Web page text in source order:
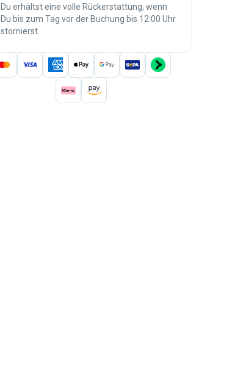
über die Pawshake-Garantieabgesichert zu
sein
Du erhältst eine volle Rückerstattung, wenn
Du bis zum Tag vor der Buchung bis 12:00 Uhr
stornierst.